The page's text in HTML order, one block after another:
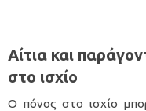
Αίτια και
στο ισχίο
Ο πόνος στο ισχίο